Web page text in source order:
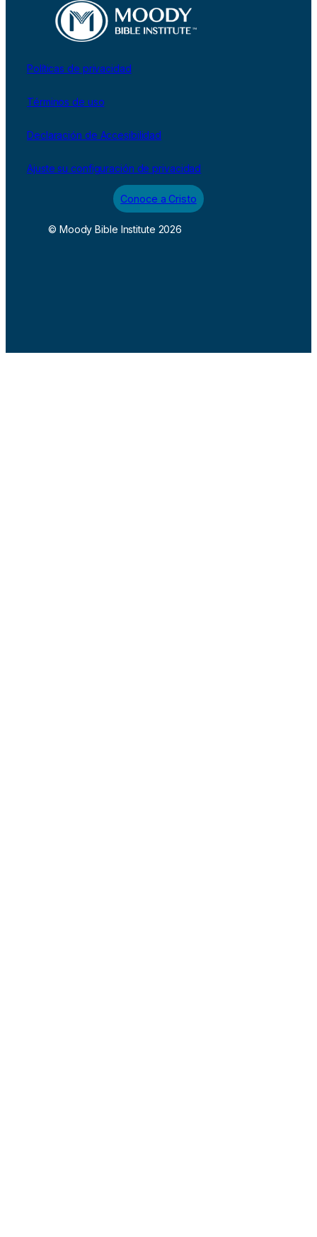
Políticas de privacidad
Términos de uso
Declaración de Accesibilidad
Ajuste su configuración de privacidad
Conoce a Cristo
© Moody Bible Institute 2026